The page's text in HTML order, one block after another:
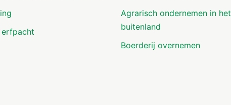
erfpacht
Agrarisch ondernemen in het
buitenland
Boerderij overnemen